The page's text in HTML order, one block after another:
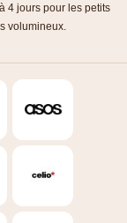
4 jours pour les petits
volumineux.